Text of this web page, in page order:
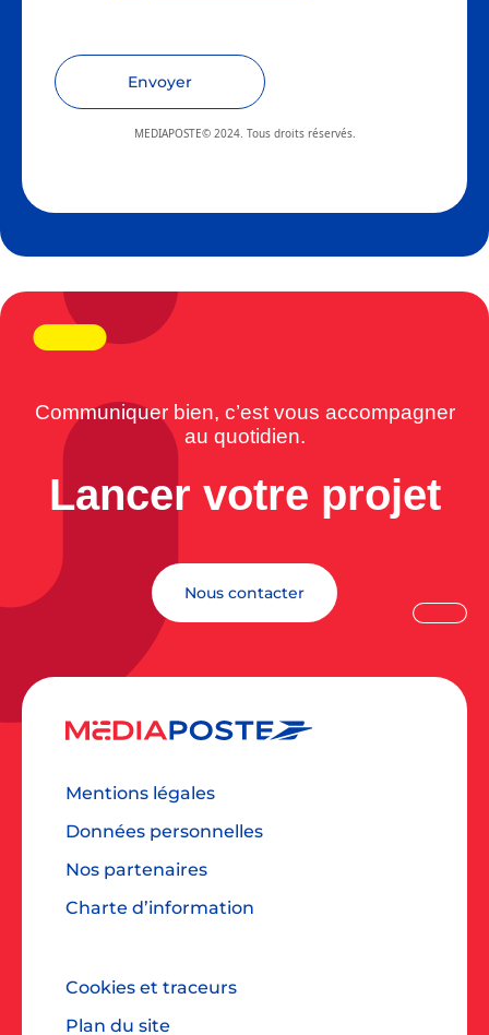
Envoyer
MEDIAPOSTE© 2024. Tous droits réservés.
Communiquer bien, c’est vous accompagner
au quotidien.
Lancer votre projet
Nous contacter
Mentions légales
Données personnelles
Nos partenaires
Charte d’information
Cookies et traceurs
Plan du site